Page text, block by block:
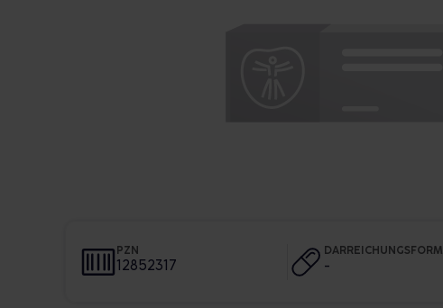
PZN
12852317
DARREICHUNGSFORM
-